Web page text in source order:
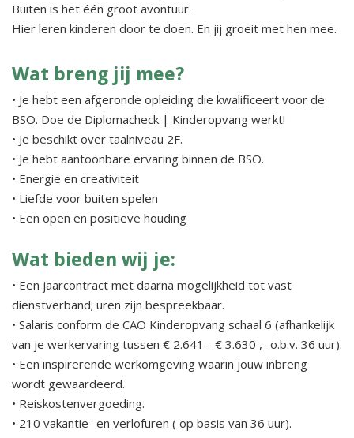
Buiten is het één groot avontuur.
Hier leren kinderen door te doen. En jij groeit met hen mee.
Wat breng jij mee?
• Je hebt een afgeronde opleiding die kwalificeert voor de
BSO. Doe de Diplomacheck | Kinderopvang werkt!
• Je beschikt over taalniveau 2F.
• Je hebt aantoonbare ervaring binnen de BSO.
• Energie en creativiteit
• Liefde voor buiten spelen
• Een open en positieve houding
Wat bieden wij je:
• Een jaarcontract met daarna mogelijkheid tot vast
dienstverband; uren zijn bespreekbaar.
• Salaris conform de CAO Kinderopvang schaal 6 (afhankelijk
van je werkervaring tussen € 2.641 - € 3.630 ,- o.b.v. 36 uur).
• Een inspirerende werkomgeving waarin jouw inbreng
wordt gewaardeerd.
• Reiskostenvergoeding.
• 210 vakantie- en verlofuren ( op basis van 36 uur).